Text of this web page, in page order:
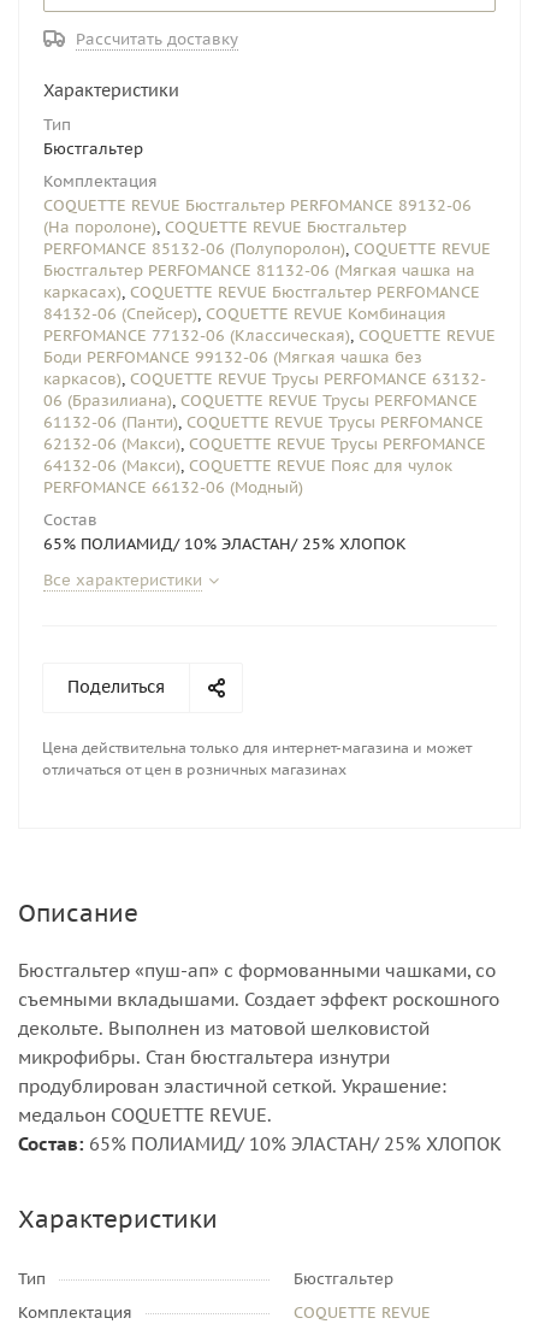
Рассчитать доставку
Характеристики
Тип
Бюстгальтер
Комплектация
COQUETTE REVUE Бюстгальтер PERFOMANCE 89132-06
(На поролоне), COQUETTE REVUE Бюстгальтер
PERFOMANCE 85132-06 (Полупоролон), COQUETTE REVUE
Бюстгальтер PERFOMANCE 81132-06 (Мягкая чашка на
каркасах), COQUETTE REVUE Бюстгальтер PERFOMANCE
84132-06 (Спейсер), COQUETTE REVUE Комбинация
PERFOMANCE 77132-06 (Классическая), COQUETTE REVUE
Боди PERFOMANCE 99132-06 (Мягкая чашка без
каркасов), COQUETTE REVUE Трусы PERFOMANCE 63132-
06 (Бразилиана), COQUETTE REVUE Трусы PERFOMANCE
61132-06 (Панти), COQUETTE REVUE Трусы PERFOMANCE
62132-06 (Макси), COQUETTE REVUE Трусы PERFOMANCE
64132-06 (Макси), COQUETTE REVUE Пояс для чулок
PERFOMANCE 66132-06 (Модный)
Состав
65% ПОЛИАМИД/ 10% ЭЛАСТАН/ 25% ХЛОПОК
Все характеристики
Поделиться
Цена действительна только для интернет-магазина и может
отличаться от цен в розничных магазинах
Описание
Бюстгальтер «пуш-ап» c формованными чашками, со
съемными вкладышами. Создает эффект роскошного
декольте. Выполнен из матовой шелковистой
микрофибры. Стан бюстгальтера изнутри
продублирован эластичной сеткой. Украшение:
медальон COQUETTE REVUE.
Состав: 65% ПОЛИАМИД/ 10% ЭЛАСТАН/ 25% ХЛОПОК
Характеристики
Тип
Бюстгальтер
Комплектация
COQUETTE REVUE